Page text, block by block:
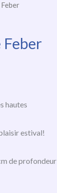
Feber
:
hautes
estival!
de profondeur